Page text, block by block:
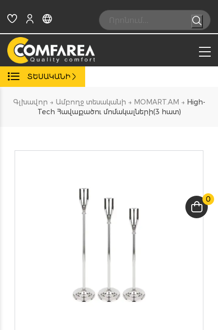
content
Search:
0
ՏԵՍԱԿԱՆԻ
Գլխավոր → Ամբողջ տեսականի → MOMART.AM → High-
Tech Հավաքածու մոմակալների(3 հատ)